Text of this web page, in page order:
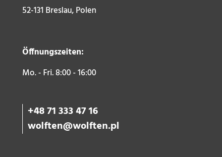
52-131 Breslau, Polen
Öffnungszeiten:
Mo. - Fri. 8:00 - 16:00
+48 71 333 47 16
wolften@wolften.pl